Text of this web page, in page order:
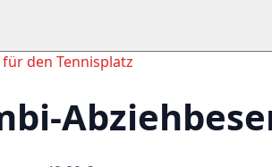
den Tennisplatz